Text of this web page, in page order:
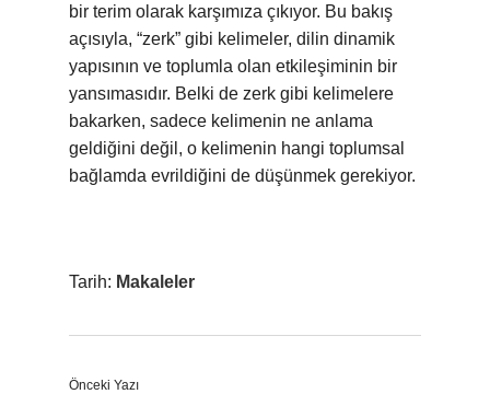
bir terim olarak karşımıza çıkıyor. Bu bakış
açısıyla, “zerk” gibi kelimeler, dilin dinamik
yapısının ve toplumla olan etkileşiminin bir
yansımasıdır. Belki de zerk gibi kelimelere
bakarken, sadece kelimenin ne anlama
geldiğini değil, o kelimenin hangi toplumsal
bağlamda evrildiğini de düşünmek gerekiyor.
Tarih: Makaleler
Önceki Yazı